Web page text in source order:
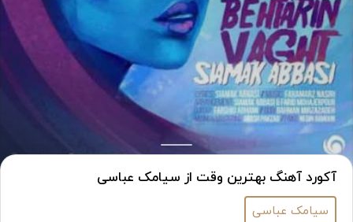
آکورد آهنگ بهترین وقت از سیامک عباسی
سیامک عباسی